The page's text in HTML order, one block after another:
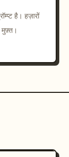
है। हज़ारों
मुफ़्त।